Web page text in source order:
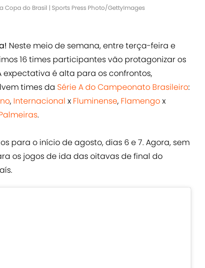
do Brasil | Sports Press Photo/GettyImages
Neste meio de semana, entre terça-feira e
16 times participantes vão protagonizar os
expectativa é alta para os confrontos,
times da Série A do Campeonato Brasileiro:
, Internacional x Fluminense, Flamengox
.
para o início de agosto, dias 6 e 7. Agora, sem
os jogos de ida das oitavas de final do